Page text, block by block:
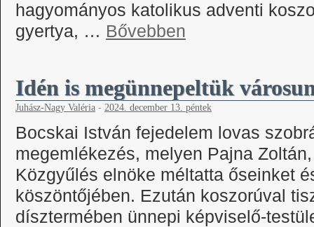
hagyományos katolikus adventi
gyertya, … Bővebben
Idén is megünnepeltük
Juhász-Nagy Valéria - 2024. december 13. péntek
Bocskai István fejedelem lovas
megemlékezés, melyen Pajna
Közgyűlés elnöke méltatta őseinket
köszöntőjében. Ezután koszorúval
dísztermében ünnepi képviselő-